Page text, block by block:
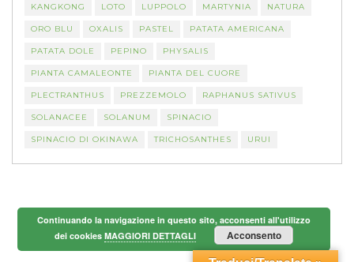
KANGKONG LOTO LUPPOLO MARTYNIA NATURA
ORO BLU OXALIS PASTEL PATATA AMERICANA
PATATA DOLE PEPINO PHYSALIS
PIANTA CAMALEONTE PIANTA DEL CUORE
PLECTRANTHUS PREZZEMOLO RAPHANUS SATIVUS
SOLANACEE SOLANUM SPINACIO
SPINACIO DI OKINAWA TRICHOSANTHES URUI
Continuando la navigazione in questo sito, acconsenti all'utilizzo
dei cookiesMAGGIORI DETTAGLI Acconsento